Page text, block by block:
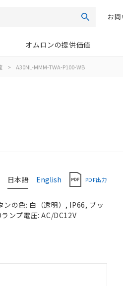
検索お問
オムロンの提供価値
> A30NL-MMM-TWA-P100-WB
日本語 English PDF出力
の色: 白（透明）, IP66, プッ
ンプ電圧: AC/DC12V